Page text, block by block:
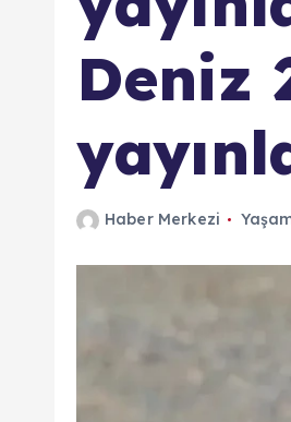
Deniz
Haber Merkezi